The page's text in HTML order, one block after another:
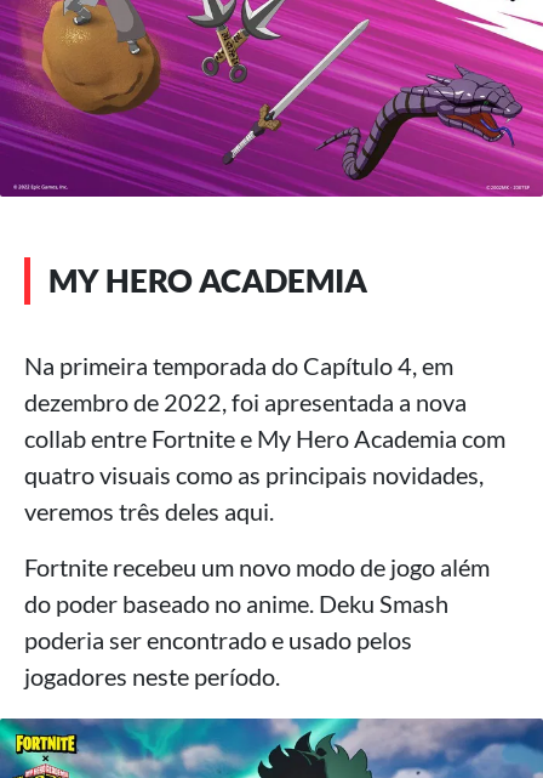
MY HERO ACADEMIA
Na primeira temporada do Capítulo 4, em
dezembro de 2022, foi apresentada a nova
collab entre Fortnite e My Hero Academia com
quatro visuais como as principais novidades,
veremos três deles aqui.
Fortnite recebeu um novo modo de jogo além
do poder baseado no anime. Deku Smash
poderia ser encontrado e usado pelos
jogadores neste período.